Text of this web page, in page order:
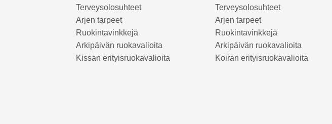
Terveysolosuhteet
Arjen tarpeet
Ruokintavinkkejä
Arkipäivän ruokavalioita
Kissan erityisruokavalioita
Terveysolosuhteet
Arjen tarpeet
Ruokintavinkkejä
Arkipäivän ruokavalioita
Koiran erityisruokavalioita